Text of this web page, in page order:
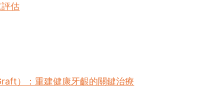
估
）：重建健康牙齦的關鍵治療